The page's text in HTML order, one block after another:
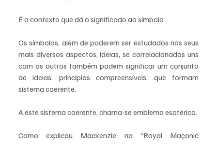
É o contexto que dá o significado ao símbolo…
Os símbolos, além de poderem ser estudados nos seus
mais diversos aspectos, ideias, se correlacionados uns
com os outros também podem significar um conjunto
de ideias, princípios compreensíveis, que formam
sistema coerente.
A este sistema coerente, chama-se emblema esotérico.
Como explicou Mackenzie na “Royal Maçonic